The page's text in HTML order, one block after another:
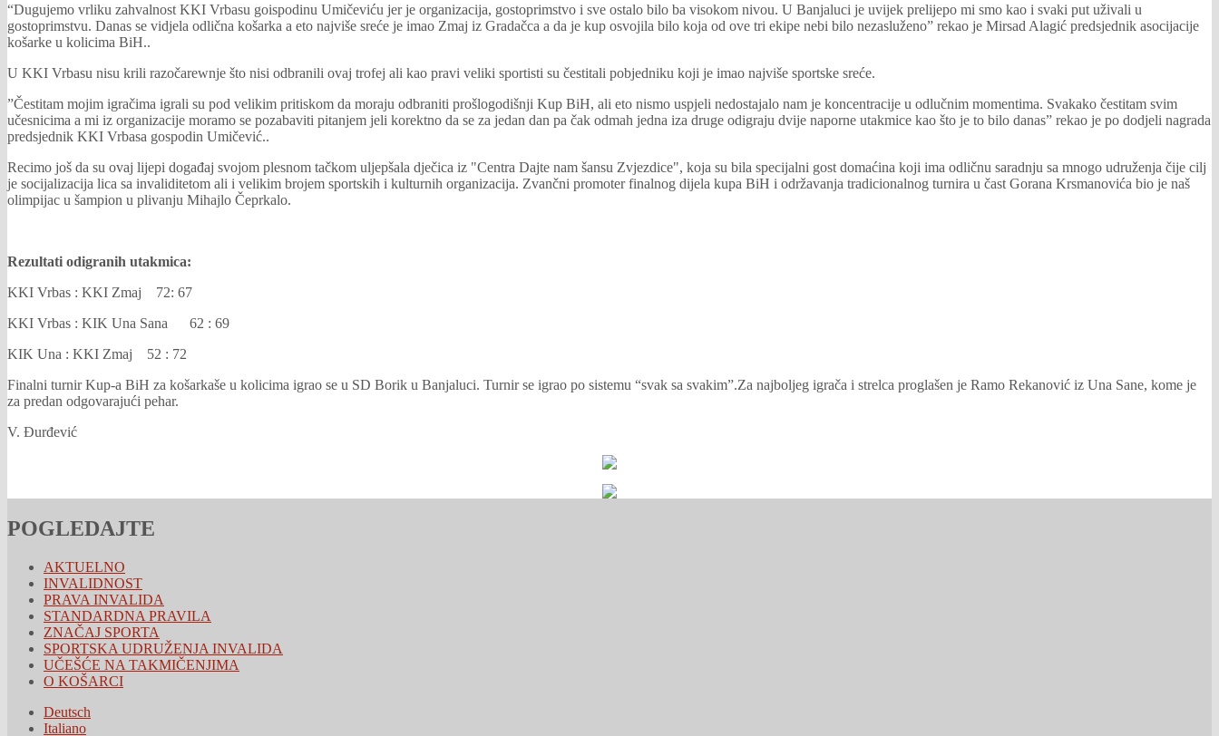
“Dugujemo vrliku zahvalnost KKI Vrbasu goispodinu Umičeviću jer je organizacija, gostoprimstvo i sve ostalo bilo ba visokom nivou. U Banjaluci je uvijek prelijepo mi smo kao i svaki put uživali u
gostoprimstvu. Danas se vidjela odlična košarka a eto najviše sreće je imao Zmaj iz Gradačca a da je kup osvojila bilo koja od ove tri ekipe nebi bilo nezasluženo” rekao je Mirsad Alagić predsjednik asocijacije
košarke u kolicima BiH..
U KKI Vrbasu nisu krili razočarewnje što nisi odbranili ovaj trofej ali kao pravi veliki sportisti su čestitali pobjedniku koji je imao najviše sportske sreće.
”Čestitam mojim igračima igrali su pod velikim pritiskom da moraju odbraniti prošlogodišnji Kup BiH, ali eto nismo uspjeli nedostajalo nam je koncentracije u odlučnim momentima. Svakako čestitam svim
učesnicima a mi iz organizacije moramo se pozabaviti pitanjem jeli korektno da se za jedan dan pa čak odmah jedna iza druge odigraju dvije naporne utakmice kao što je to bilo danas” rekao je po dodjeli nagrada
predsjednik KKI Vrbasa gospodin Umičević..
Recimo još da su ovaj lijepi događaj svojom plesnom tačkom uljepšala dječica iz "Centra Dajte nam šansu Zvjezdice", koja su bila specijalni gost domaćina koji ima odličnu saradnju sa mnogo udruženja čije cilj
je socijalizacija lica sa invaliditetom ali i velikim brojem sportskih i kulturnih organizacija. Zvančni promoter finalnog dijela kupa BiH i održavanja tradicionalnog turnira u čast Gorana Krsmanovića bio je naš
olimpijac u šampion u plivanju Mihajlo Čeprkalo.
Rezultati odigranih utakmica:
KKI Vrbas : KKI Zmaj 72: 67
KKI Vrbas : KIK Una Sana 62 : 69
KIK Una : KKI Zmaj 52 : 72
Finalni turnir Kup-a BiH za košarkaše u kolicima igrao se u SD Borik u Banjaluci. Turnir se igrao po sistemu “svak sa svakim”.Za najboljeg igrača i strelca proglašen je Ramo Rekanović iz Una Sane, kome je
za predan odgovarajući pehar.
V. Đurđević
POGLEDAJTE
AKTUELNO
INVALIDNOST
PRAVA INVALIDA
STANDARDNA PRAVILA
ZNAČAJ SPORTA
SPORTSKA UDRUŽENJA INVALIDA
UČEŠĆE NA TAKMIČENJIMA
O KOŠARCI
Deutsch
Italiano